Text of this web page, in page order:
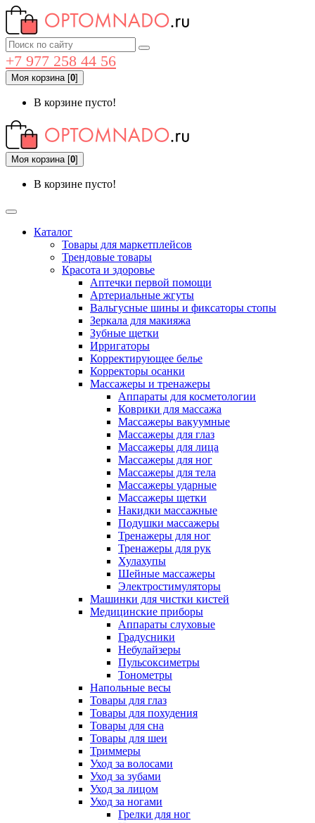
+7 977 258 44 56
Моя корзина[0]
В корзине пусто!
Моя корзина[0]
В корзине пусто!
Каталог
Товары для маркетплейсов
Трендовые товары
Красота и здоровье
Аптечки первой помощи
Артериальные жгуты
Вальгусные шины и фиксаторы стопы
Зеркала для макияжа
Зубные щетки
Ирригаторы
Корректирующее белье
Корректоры осанки
Массажеры и тренажеры
Аппараты для косметологии
Коврики для массажа
Массажеры вакуумные
Массажеры для глаз
Массажеры для лица
Массажеры для ног
Массажеры для тела
Массажеры ударные
Массажеры щетки
Накидки массажные
Подушки массажеры
Тренажеры для ног
Тренажеры для рук
Хулахупы
Шейные массажеры
Электростимуляторы
Машинки для чистки кистей
Медицинские приборы
Аппараты слуховые
Градусники
Небулайзеры
Пульсоксиметры
Тонометры
Напольные весы
Товары для глаз
Товары для похудения
Товары для сна
Товары для шеи
Триммеры
Уход за волосами
Уход за зубами
Уход за лицом
Уход за ногами
Грелки для ног